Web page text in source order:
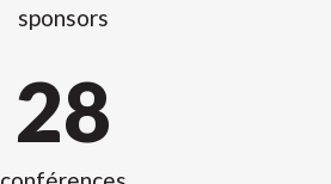
sponsors
28